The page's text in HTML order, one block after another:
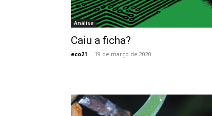
Análise
Caiu a ficha?
eco21 - 19 de março de 2020